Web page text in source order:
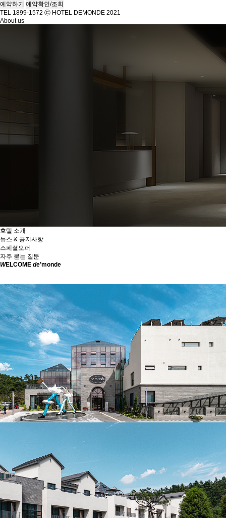
예약하기 예약확인/조회
TEL 1899-1572 ⓒ HOTEL DEMONDE 2021
About us
호텔 소개
뉴스 & 공지사항
스페셜오퍼
자주 묻는 질문
WELCOME de’monde